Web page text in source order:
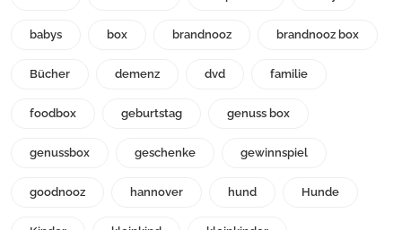
babys box brandnooz brandnooz box
Bücher demenz dvd familie
foodbox geburtstag genuss box
genussbox geschenke gewinnspiel
goodnooz hannover hund Hunde